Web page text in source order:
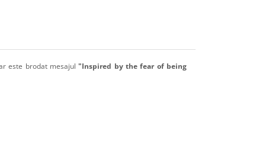
este brodat mesajul"Inspired by the fear of being